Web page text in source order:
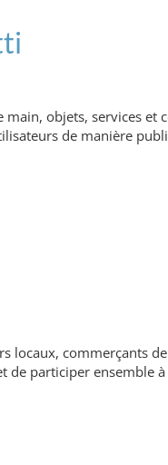
objets, services et
de manière
locaux, commerçants
de participer ensemble